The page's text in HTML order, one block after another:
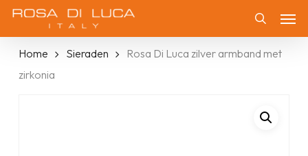
Skip
content
Home Sieraden
Rosa Di Luca zilver armband met
zirkonia